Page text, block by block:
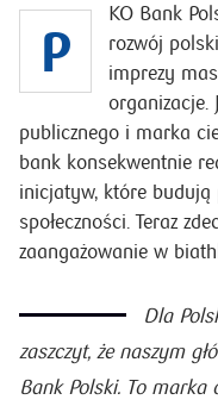
P
KO Bank
rozwój
imprezy
organizacje.
publicznego i marka
bank konsekwentnie
inicjatyw, które
społeczności. Teraz
zaangażowanie w
Dla
zaszczyt, że naszym
Bank Polski. To